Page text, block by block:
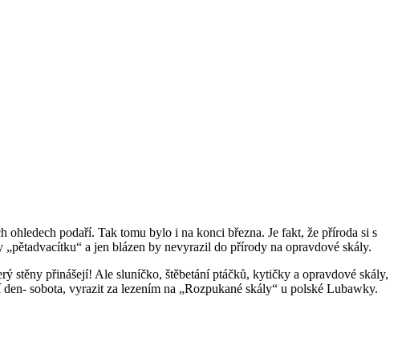
ohledech podaří. Tak tomu bylo i na konci března. Je fakt, že příroda si s
a jen blázen by nevyrazil do přírody na opravdové skály.
stěny přinášejí! Ale sluníčko, štěbetání ptáčků, kytičky a opravdové skály,
sobota, vyrazit za lezením na „Rozpukané skály“ u polské Lubawky.